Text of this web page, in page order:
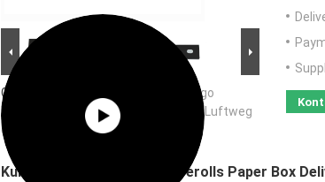
Großes Bild :
Kundengebundener Logo
Prerolls Paper Box Delivery auf dem Luftweg
oder durch Schiff
Kundengebundener Logo Prerolls Paper Box